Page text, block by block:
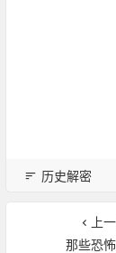
历史解密
上
那些恐